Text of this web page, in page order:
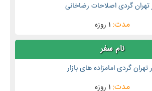
تهران گردی اصلاحات رضاخانی
1 روزه
تهران گردی امامزاده های بازار
1 روزه